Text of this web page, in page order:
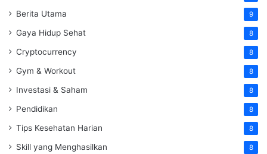
Berita Utama 9
Gaya Hidup Sehat 8
Cryptocurrency 8
Gym & Workout 8
Investasi & Saham 8
Pendidikan 8
Tips Kesehatan Harian 8
Skill yang Menghasilkan 8